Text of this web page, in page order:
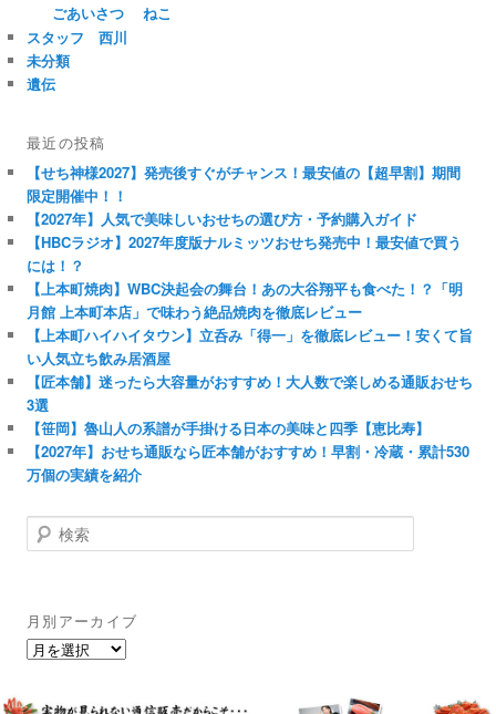
ごあいさつ
ねこ
スタッフ 西川
未分類
遺伝
最近の投稿
【せち神様2027】発売後すぐがチャンス！最安値の【超早割】期間
限定開催中！！
【2027年】人気で美味しいおせちの選び方・予約購入ガイド
【HBCラジオ】2027年度版ナルミッツおせち発売中！最安値で買う
には！？
【上本町焼肉】WBC決起会の舞台！あの大谷翔平も食べた！？「明
月館 上本町本店」で味わう絶品焼肉を徹底レビュー
【上本町ハイハイタウン】立呑み「得一」を徹底レビュー！安くて旨
い人気立ち飲み居酒屋
【匠本舗】迷ったら大容量がおすすめ！大人数で楽しめる通販おせち
3選
【笹岡】魯山人の系譜が手掛ける日本の美味と四季【恵比寿】
【2027年】おせち通販なら匠本舗がおすすめ！早割・冷蔵・累計530
万個の実績を紹介
検
索
月別アーカイブ
月